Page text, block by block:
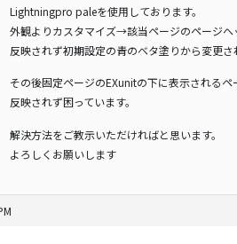
Lightningpro paleを使用しております。
外観よりカスタマイズ→該当ページのページ
反映されず初期設定の青のベタ塗りから変更さ
その後固定ページのEXunitの下に表示される
反映されず困っています。
解決方法をご教示いただければと思います。
よろしくお願いします